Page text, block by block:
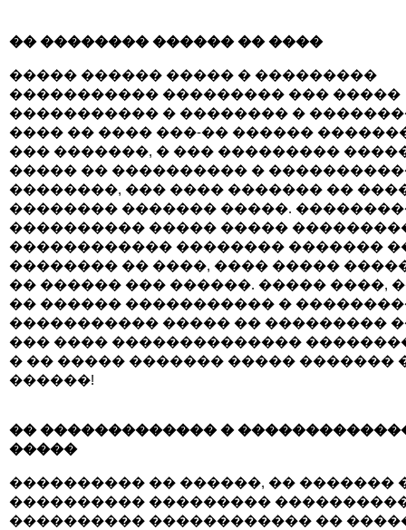
�� �������� ������ �� ����
����� ������ ����� � ���������
����������� ��������� ��� �����
����������� � �������� �
���� �� ���� ���-�� ������
��� �������, � ��� ���������
����� �� ���������� �
��������, ��� ���� ������� ��
�������� ������� �����.
���������� ����� �����
������������ �������� �������
�������� �� ����, ���� �����
�� ������ ��� ������. ����� ����,
�� ������ ����������� �
����������� ����� �� ���������
��� ���� ��������������
� �� ����� ������� ����� �������
������!
�� ������������� �
�����
���������� �� ������, �� �������
���������� ���������
���������� ������������ ��